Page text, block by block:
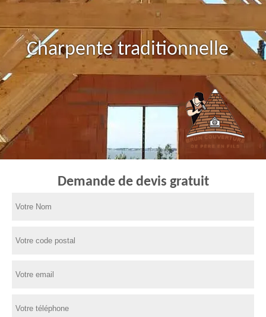
Charpente traditionnelle
Demande de devis gratuit